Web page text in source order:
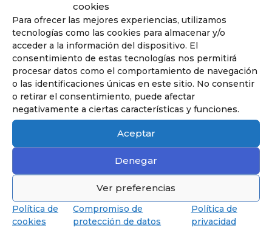
cookies
Para ofrecer las mejores experiencias, utilizamos
tecnologías como las cookies para almacenar y/o
acceder a la información del dispositivo. El
consentimiento de estas tecnologías nos permitirá
procesar datos como el comportamiento de navegación
o las identificaciones únicas en este sitio. No consentir
o retirar el consentimiento, puede afectar
negativamente a ciertas características y funciones.
Aceptar
Denegar
Ver preferencias
Política de
cookies
Compromiso de
protección de datos
Política de
privacidad
Conoce nuestra pedagogía
de infantil y primaria
Los niños van a aprender jugando,
reflexionando y memorizando.